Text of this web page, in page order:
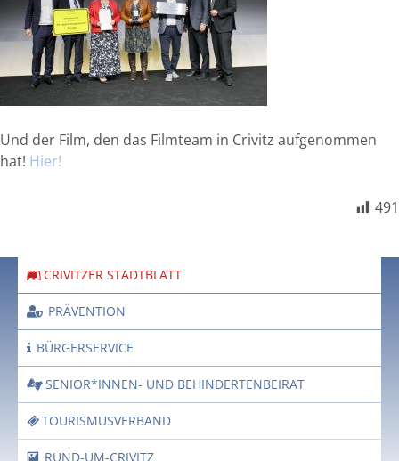
Und der Film, den das Filmteam in Crivitz aufgenommen
hat! Hier!
491
CRIVITZER STADTBLATT
PRÄVENTION
BÜRGERSERVICE
SENIOR*INNEN- UND BEHINDERTENBEIRAT
TOURISMUSVERBAND
RUND-UM-CRIVITZ